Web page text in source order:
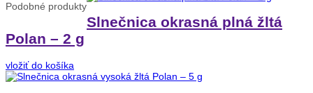
Podobné produkty
Slnečnica okrasná plná žltá
Polan – 2 g
vložiť do košíka